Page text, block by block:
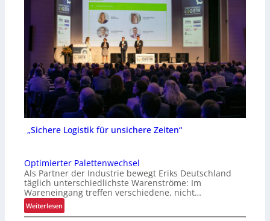
„Sichere Logistik für unsichere Zeiten“
Optimierter Palettenwechsel
Als Partner der Industrie bewegt Eriks Deutschland
täglich unterschiedlichste Warenströme: Im
Wareneingang treffen verschiedene, nicht…
Weiterlesen:
O